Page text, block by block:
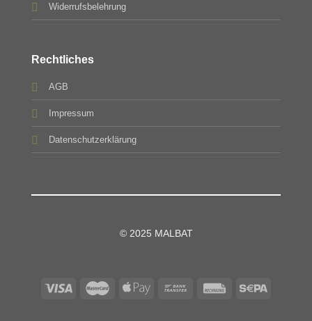
Widerrufsbelehrung
Rechtliches
AGB
Impressum
Datenschutzerklärung
© 2025 MALBAT